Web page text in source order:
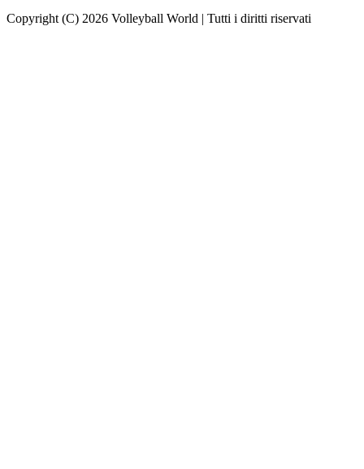
Copyright (C) 2026 Volleyball World | Tutti i diritti riservati